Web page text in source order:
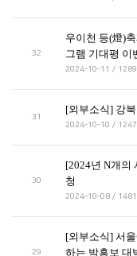
32
우이천 등(燈)
그램 기대평 이
2024-10-11 / 1289
31
[외부소식] 강
2024-10-10 / 1247
30
[2024년 N개의
청
2024-10-08 / 1481
29
[외부소식] 서
하는 박흥보 대